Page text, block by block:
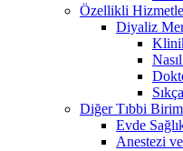
Özellikli
Diyaliz
Diğer Tıbbi
Evde
Anestezi